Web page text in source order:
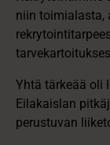
niin toimialasta,
Yhtä tärkeää oli
Eilakaislan
perustuvan